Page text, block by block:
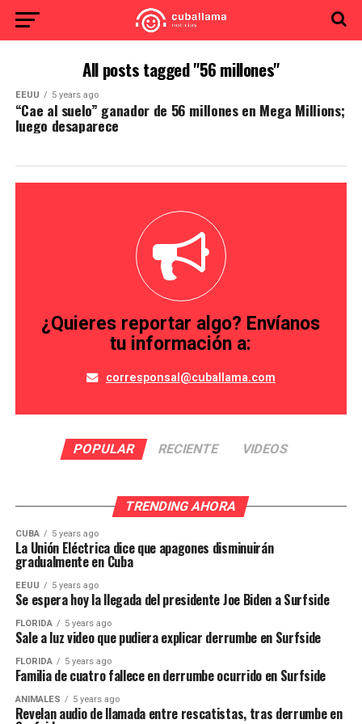
All posts tagged "56 millones"
EEUU 5 years ago
“Cae al suelo” ganador de 56 millones en Mega Millions;
luego desaparece
¿Quieres reportar algo? Envíanos
tu información a:
corresponsal@cuballama.com
POPULAR RECIENTE VIDEOS
TRENDING AHORA
CUBA 5 years ago
La Unión Eléctrica dice que apagones disminuirán
gradualmente en Cuba
EEUU 5 years ago
Se espera hoy la llegada del presidente Joe Biden a Surfside
FLORIDA 5 years ago
Sale a luz video que pudiera explicar derrumbe en Surfside
FLORIDA 5 years ago
Familia de cuatro fallece en derrumbe ocurrido en Surfside
ANIMALES 5 years ago
Revelan audio de llamada entre rescatistas, tras derrumbe en